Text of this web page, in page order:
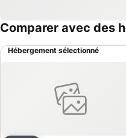
Comparer avec des
Hébergement sélectionné